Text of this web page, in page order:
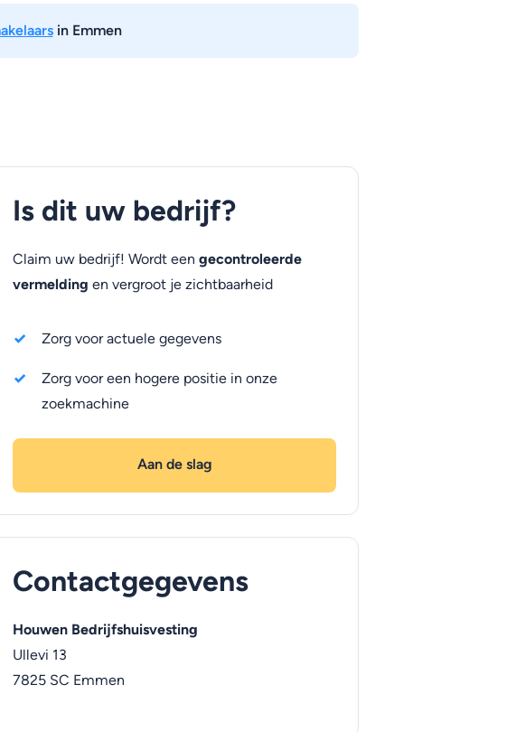
in Emmen
Is dit uw bedrijf?
Claim uw bedrijf! Wordt een gecontroleerde
vermelding en vergroot je zichtbaarheid
Zorg voor actuele gegevens
Zorg voor een hogere positie in onze
zoekmachine
Aan de slag
Contactgegevens
Houwen Bedrijfshuisvesting
Ullevi 13
7825 SC Emmen